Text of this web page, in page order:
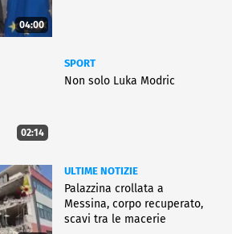
04:00
02:14
SPORT
Non solo Luka Modric
ULTIME NOTIZIE
Palazzina crollata a
Messina, corpo recuperato,
scavi tra le macerie